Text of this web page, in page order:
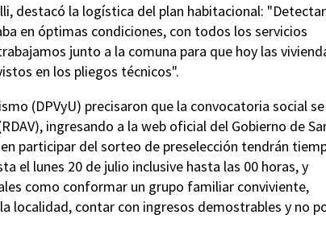
destacó la logística del plan habitacional:
en óptimas condiciones, con todos los servicios
junto a la comuna para que hoy las
en los pliegos técnicos".
(DPVyU) precisaron que la convocatoria social se
ingresando a la web oficial del Gobierno de
participar del sorteo de preselección tendrán
el lunes 20 de julio inclusive hasta las 00 horas, y
como conformar un grupo familiar conviviente,
localidad, contar con ingresos demostrables y no